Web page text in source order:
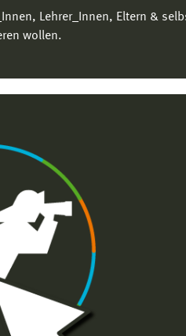
Lehrer_Innen, Eltern &
wollen.